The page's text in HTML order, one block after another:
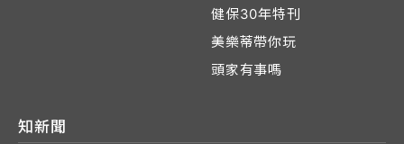
健保30年特刊
美樂蒂帶你玩
頭家有事嗎
知新聞